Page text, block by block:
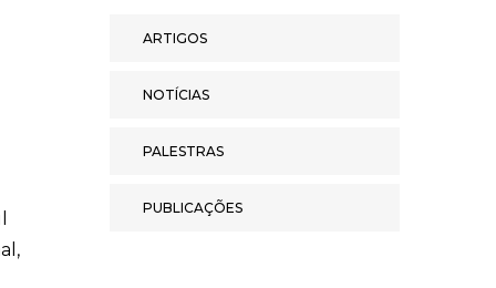
ARTIGOS
NOTÍCIAS
PALESTRAS
PUBLICAÇÕES